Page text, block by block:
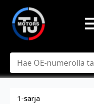
Hae
1-sarja